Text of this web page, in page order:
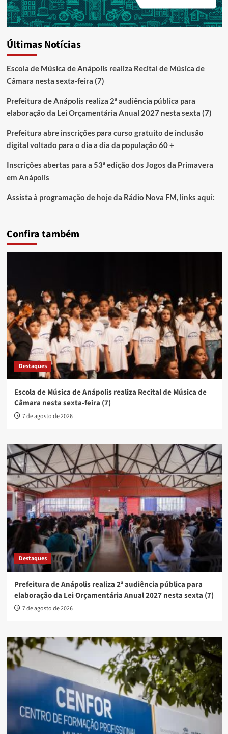
Últimas Notícias
Escola de Música de Anápolis realiza Recital de Música de
Câmara nesta sexta-feira (7)
Prefeitura de Anápolis realiza 2ª audiência pública para
elaboração da Lei Orçamentária Anual 2027 nesta sexta (7)
Prefeitura abre inscrições para curso gratuito de inclusão
digital voltado para o dia a dia da população 60 +
Inscrições abertas para a 53ª edição dos Jogos da Primavera
em Anápolis
Assista à programação de hoje da Rádio Nova FM, links aqui:
Confira também
Destaques
Escola de Música de Anápolis realiza Recital de Música de
Câmara nesta sexta-feira (7)
7 de agosto de 2026
Destaques
Prefeitura de Anápolis realiza 2ª audiência pública para
elaboração da Lei Orçamentária Anual 2027 nesta sexta (7)
7 de agosto de 2026